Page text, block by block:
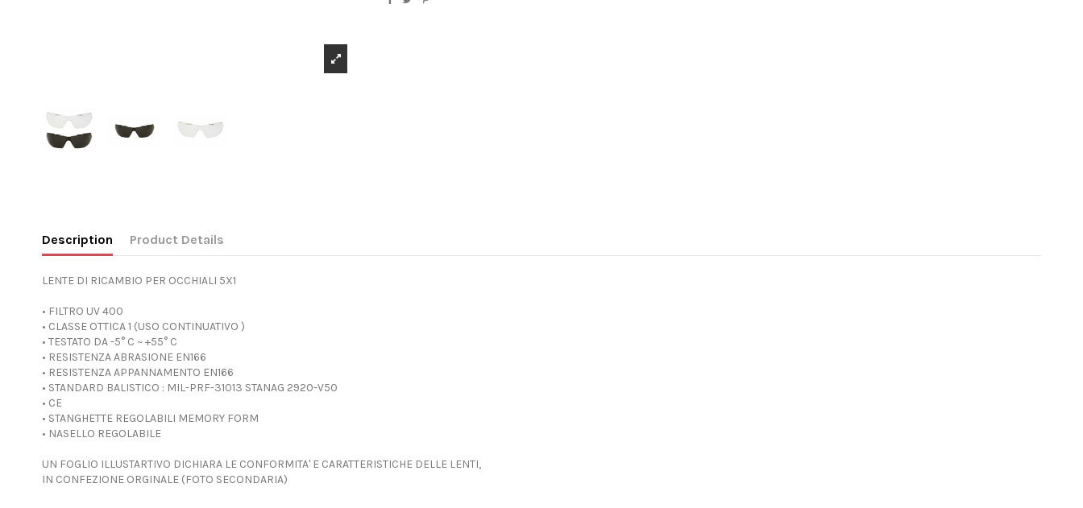
Description Product Details
LENTE DI RICAMBIO PER OCCHIALI 5X1
• FILTRO UV 400
• CLASSE OTTICA 1 (USO CONTINUATIVO )
• TESTATO DA -5° C ~ +55° C
• RESISTENZA ABRASIONE EN166
• RESISTENZA APPANNAMENTO EN166
• STANDARD BALISTICO : MIL-PRF-31013 STANAG 2920-V50
• CE
• STANGHETTE REGOLABILI MEMORY FORM
• NASELLO REGOLABILE
UN FOGLIO ILLUSTARTIVO DICHIARA LE CONFORMITA' E CARATTERISTICHE DELLE LENTI,
IN CONFEZIONE ORGINALE (FOTO SECONDARIA)